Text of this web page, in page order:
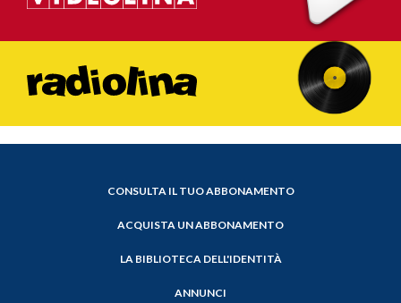
CONSULTA IL TUO ABBONAMENTO
ACQUISTA UN ABBONAMENTO
LA BIBLIOTECA DELL'IDENTITÀ
ANNUNCI